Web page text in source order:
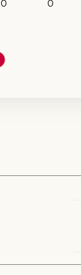
0 0